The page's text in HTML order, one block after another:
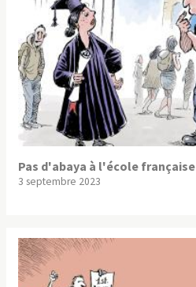
Pas d'abaya à l'école française
3 septembre 2023